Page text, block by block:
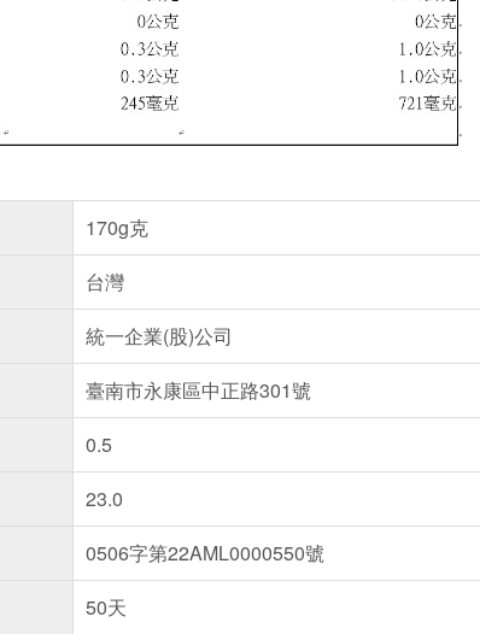
170g克
台灣
統一企業(股)公司
臺南市永康區中正路301號
0.5
23.0
0506字第22AML0000550號
50天